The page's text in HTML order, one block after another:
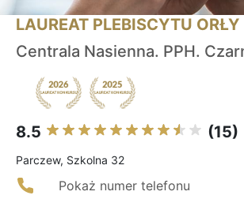
LAUREAT PLEBISCYTU ORŁY
Centrala Nasienna. PPH.
8.5 (15)
Parczew, Szkolna 32
Pokaż numer telefonu